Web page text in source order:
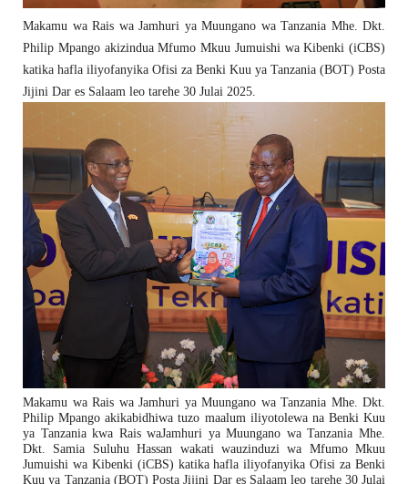
Makamu wa Rais wa Jamhuri ya Muungano wa Tanzania Mhe. Dkt.
Philip Mpango akizindua Mfumo Mkuu Jumuishi wa Kibenki (iCBS)
katika hafla iliyofanyika Ofisi za Benki Kuu ya Tanzania (BOT) Posta
Jijini Dar es Salaam leo tarehe 30 Julai 2025.
Makamu wa Rais wa Jamhuri ya Muungano wa Tanzania Mhe. Dkt.
Philip Mpango akikabidhiwa tuzo maalum iliyotolewa na Benki Kuu
ya Tanzania kwa Rais waJamhuri ya Muungano wa Tanzania Mhe.
Dkt. Samia Suluhu Hassan wakati wauzinduzi wa Mfumo Mkuu
Jumuishi wa Kibenki (iCBS) katika hafla iliyofanyika Ofisi za Benki
Kuu ya Tanzania (BOT) Posta Jijini Dar es Salaam leo tarehe 30 Julai